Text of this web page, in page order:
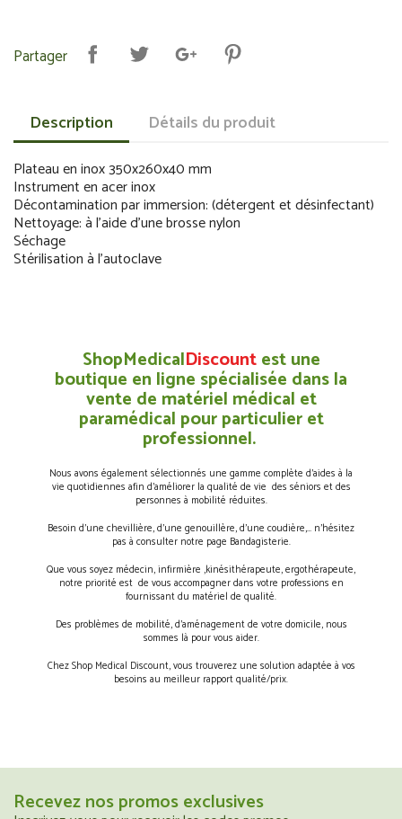
Partager
Description Détails du produit
Plateau en inox 350x260x40 mm
Instrument en acer inox
Décontamination par immersion: (détergent et désinfectant)
Nettoyage: à l'aide d'une brosse nylon
Séchage
Stérilisation à l'autoclave
ShopMedicalDiscountest une
boutique en ligne spécialisée dans la
vente de matériel médical et
paramédical pour particulier et
professionnel.
Nous avons également sélectionnés une gamme complète d’aides à la
vie quotidiennes afin d’améliorer la qualité de vie des séniors et des
personnes à mobilité réduites.
Besoin d’une chevillière, d’une genouillère, d’une coudière,… n’hésitez
pas à consulter notre page Bandagisterie.
Que vous soyez médecin, infirmière ,kinésithérapeute, ergothérapeute,
notre priorité est de vous accompagner dans votre professions en
fournissant du matériel de qualité.
Des problèmes de mobilité, d’aménagement de votre domicile, nous
sommes là pour vous aider.
Chez Shop Medical Discount, vous trouverez une solution adaptée à vos
besoins au meilleur rapport qualité/prix.
Recevez nos promos exclusives